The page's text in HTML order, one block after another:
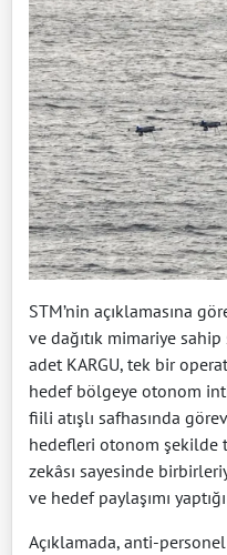
STM’nin açıklamasına
ve dağıtık mimariye
adet KARGU, tek bir
hedef bölgeye otonom
fiili atışlı safhasında
hedefleri otonom şekilde
zekâsı sayesinde
ve hedef paylaşımı
Açıklamada, anti-personel